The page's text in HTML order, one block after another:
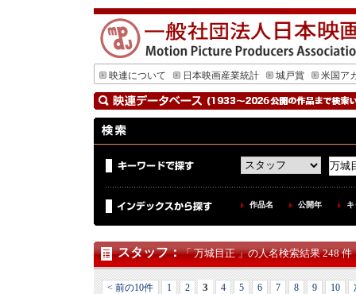
映連について 日本映画産業統計 城戸賞 米国ア
作品名 公開年
スタッフ：「 万城目正 」の人名検索結果 248 件
< 前の10件 1 2 3 4 5 6 7 8 9 10